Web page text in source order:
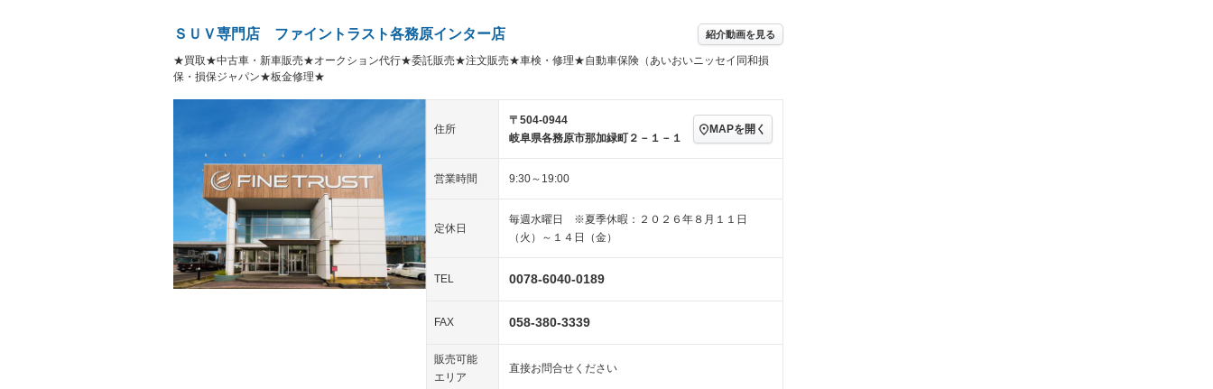
Bluetooth接続 － 100V電源 － センターデフロック
－ レンタカーアップ
装備略号／用語解説
－
ヘッドライトウォッシャ
ー
－ 革シート キーレス
LEDヘッドランプ － HID(キセノンライト) － ポータブルナビ バックカメラ
ETC2.0 － エアロ
3列シート ベンチシート
フルフラットシート － チップアップシート
シートヒーター － ウォークスルー
フロントカメラ シートエアコン 全周囲カメラ サイドカメラ
－ ルーフレール エアサスペンション
ＳＵＶ専門店 ファイントラスト各務原インター店 紹介動画を見る
★買取★中古車・新車販売★オークション代行★委託販売★注文販売★車検・修理★自動車保険（あいおいニッセイ同和損
保・損保ジャパン★板金修理★
住所
〒504-0944
岐阜県各務原市那加緑町２－１－１
MAPを開く
営業時間 9:30～19:00
定休日
毎週水曜日 ※夏季休暇：２０２６年８月１１日
（火）～１４日（金）
TEL 0078-6040-0189
FAX 058-380-3339
販売可能
エリア
直接お問合せください